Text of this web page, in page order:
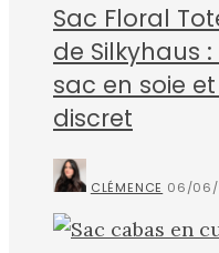
Sac Floral
de Silkyhaus
sac en soie
discret
CLÉMENCE 06/06/